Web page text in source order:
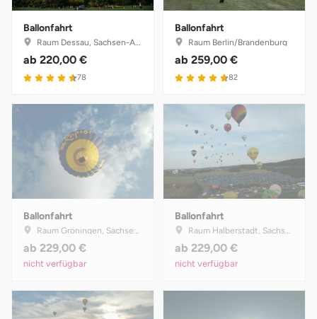
Ballonfahrt
Raum Dessau, Sachsen-Anhalt
ab 220,00 €
4.6 von 5
78
Ballonfahrt
Raum Berlin/Brandenburg
ab 259,00 €
4.7 von 5
82
Ballonfahrt
Raum Gröningen, Sachsen-Anhalt
ab 229,00 €
nicht verfügbar
Ballonfahrt
Raum Halberstadt, Sachsen-Anhalt
ab 229,00 €
nicht verfügbar